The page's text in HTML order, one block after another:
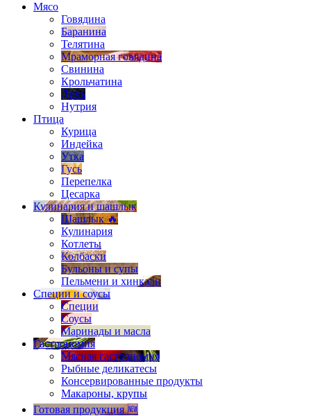
Мясо
Говядина
Баранина
Телятина
Мраморная говядина
Свинина
Крольчатина
Дичь
Нутрия
Птица
Курица
Индейка
Утка
Гусь
Перепелка
Цесарка
Кулинария и шашлык
Шашлык 🔥
Кулинария
Котлеты
Колбаски
Бульоны и супы
Пельмени и хинкали
Специи и соусы
Специи
Соусы
Маринады и масла
Гастрономия
Мясная гастрономия
Рыбные деликатесы
Консервированные продукты
Макароны, крупы
Готовая продукция 🆕